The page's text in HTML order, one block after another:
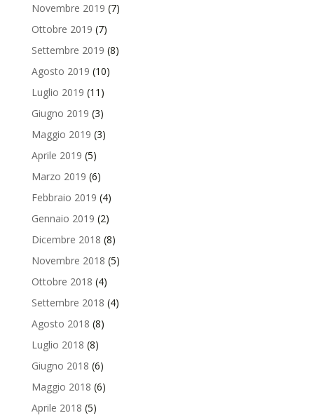
Novembre 2019 (7)
Ottobre 2019 (7)
Settembre 2019 (8)
Agosto 2019 (10)
Luglio 2019 (11)
Giugno 2019 (3)
Maggio 2019 (3)
Aprile 2019 (5)
Marzo 2019 (6)
Febbraio 2019 (4)
Gennaio 2019 (2)
Dicembre 2018 (8)
Novembre 2018 (5)
Ottobre 2018 (4)
Settembre 2018 (4)
Agosto 2018 (8)
Luglio 2018 (8)
Giugno 2018 (6)
Maggio 2018 (6)
Aprile 2018 (5)